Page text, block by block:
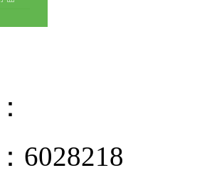
6028218